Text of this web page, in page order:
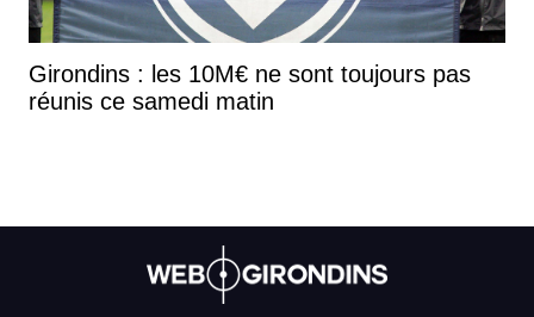
Girondins : les 10M€ ne sont toujours pas
réunis ce samedi matin